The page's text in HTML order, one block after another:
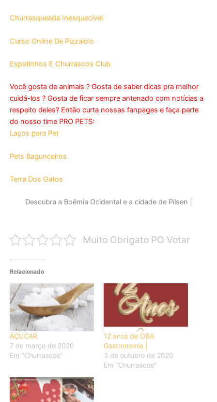
Churrasqueada Inesquecível
Curso Online De Pizzaiolo
Espetinhos E Churrascos Club
Você gosta de animais ? Gosta de saber dicas pra melhor
cuidá-los ? Gosta de ficar sempre antenado com notícias a
respeito deles? Então curta nossas fanpages e faça parte
do nosso time PRO PETS:
Laços para Pet
Pets Bagunceiros
Terra Dos Gatos
Descubra a Boêmia Ocidental e a cidade de Pilsen |
Muito Obrigato PO Votar
Relacionado
ÁÇUCAR
7 de março de 2020
Em "Churrascos"
12 anos de OBA
Gastronomia |
3 de outubro de 2020
Em "Churrascos"